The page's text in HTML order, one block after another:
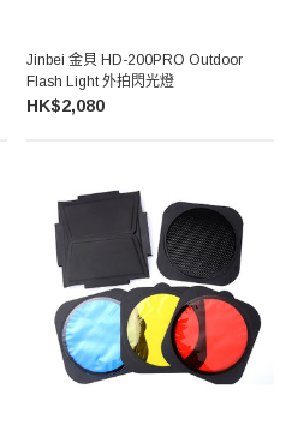
Jinbei 金貝 HD-200PRO Outdoor
Flash Light 外拍閃光燈
HK$2,080